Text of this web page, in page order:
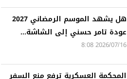
هل يشهد الموسم الرمضاني 2027
عودة تامر حسني إلى الشاشة...
2026/07/16 8:08
المحكمة العسكرية ترفع منع السفر